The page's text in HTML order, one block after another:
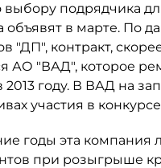
выбору подрядчика
объявят в марте. По
"ДП", контракт,
АО "ВАД", которое
2013 году. В ВАД на
участия в
годы эта компания
при розыгрыше